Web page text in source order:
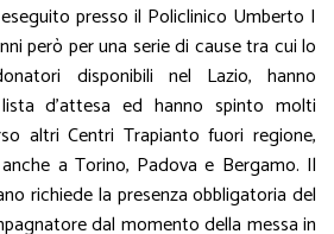
presso il Policlinico Umberto I
però per una serie di cause tra cui lo
disponibili nel Lazio, hanno
d’attesa ed hanno spinto molti
altri Centri Trapianto fuori regione,
a Torino, Padova e Bergamo. Il
richiede la presenza obbligatoria del
dal momento della messa in